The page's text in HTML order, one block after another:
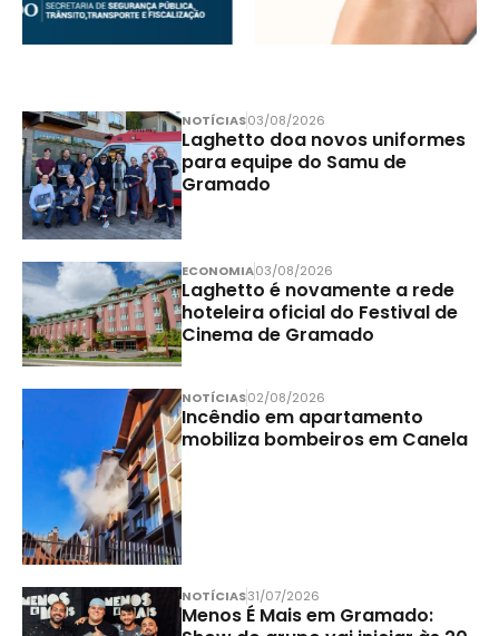
NOTÍCIAS03/08/2026
Laghetto doa novos uniformes
para equipe do Samu de
Gramado
ECONOMIA03/08/2026
Laghetto é novamente a rede
hoteleira oficial do Festival de
Cinema de Gramado
NOTÍCIAS02/08/2026
Incêndio em apartamento
mobiliza bombeiros em Canela
NOTÍCIAS31/07/2026
Menos É Mais em Gramado: